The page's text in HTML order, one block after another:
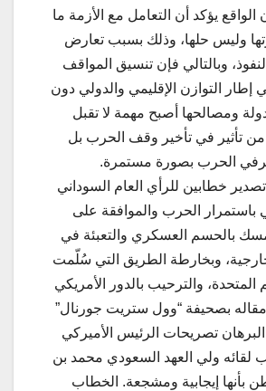
الواقع يؤكد أن التعامل مع الأزمة ما
وليس حلها، وذلك بسبب تعارض
وبالتالي فإن تنسيق المواقف
إطار التوازن الإقليمي والدولي دون
ومصالحها أصبح مهمة لا تقبل
من تأثير في تأخير وقف الحرب بل
الحرب بصورة مستمرة.
خطابين للرأي العام السوداني
باستمرار الحرب والموافقة على
بالحسم العسكري والتعبئة في
وبخارطة الطريق التي سُلّمت
المتحدة، والترحيب بالدور الأمريكي
بصحيفة “وول ستريت جورنال”
تصريحات الرئيس الأميركي
لقائه ولي العهد السعودي محمد بن
بأنها إيجابية ومشجعة. الخطاب